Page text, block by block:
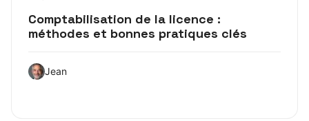
Comptabilisation de la licence :
méthodes et bonnes pratiques clés
Jean